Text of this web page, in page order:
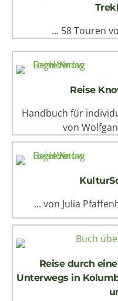
... 58 Touren
Reise
Handbuch für
von
... von Julia
Reise durch
Unterwegs in